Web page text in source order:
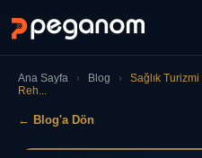
Ana Sayfa › Blog ›
Sağlık
Reh...
← Blog'a Dön